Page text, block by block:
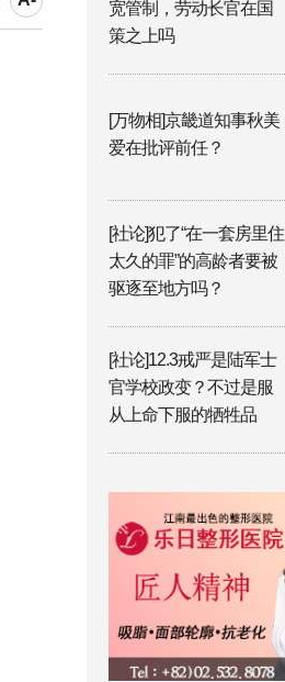
宽管制，劳动长官在国
策之上吗
[万物相]京畿道知事秋美
爱在批评前任？
[社论]犯了“在一套房里住
太久的罪”的高龄者要被
驱逐至地方吗？
[社论]12.3戒严是陆军士
官学校政变？不过是服
从上命下服的牺牲品